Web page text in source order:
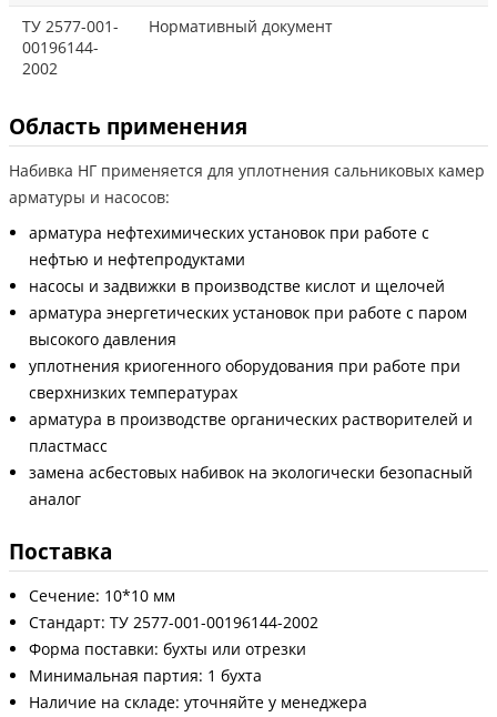
ТУ 2577-001-
00196144-
2002
Нормативный документ
Область применения
Набивка НГ применяется для уплотнения сальниковых камер
арматуры и насосов:
арматура нефтехимических установок при работе с
нефтью и нефтепродуктами
насосы и задвижки в производстве кислот и щелочей
арматура энергетических установок при работе с паром
высокого давления
уплотнения криогенного оборудования при работе при
сверхнизких температурах
арматура в производстве органических растворителей и
пластмасс
замена асбестовых набивок на экологически безопасный
аналог
Поставка
Сечение: 10*10 мм
Стандарт: ТУ 2577-001-00196144-2002
Форма поставки: бухты или отрезки
Минимальная партия: 1 бухта
Наличие на складе: уточняйте у менеджера